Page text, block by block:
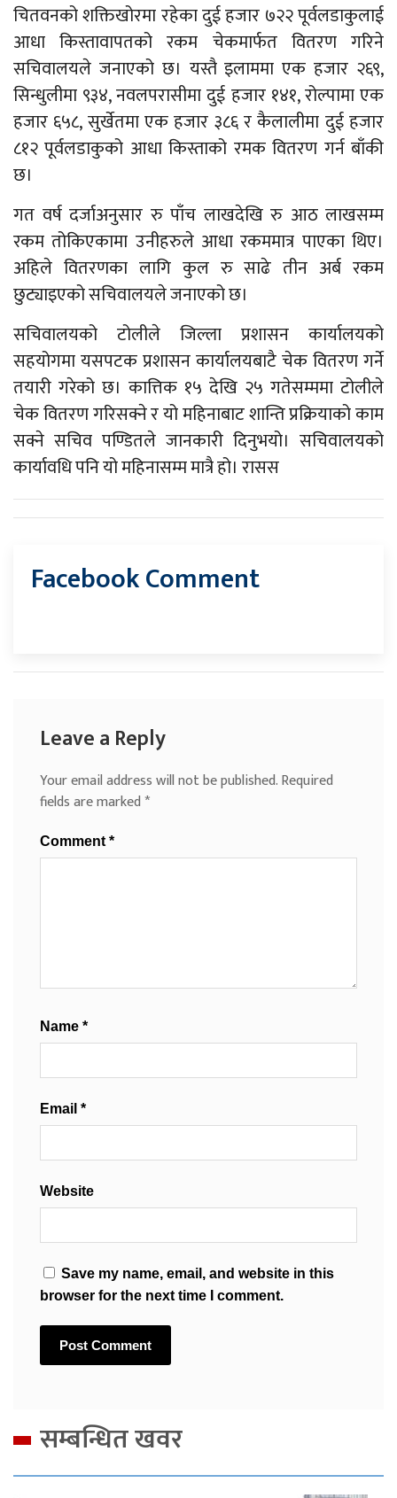
चितवनको शक्तिखोरमा रहेका दुई हजार ७२२ पूर्वलडाकुलाई
आधा किस्तावापतको रकम चेकमार्फत वितरण गरिने
सचिवालयले जनाएको छ। यस्तै इलाममा एक हजार २६९,
सिन्धुलीमा ९३४, नवलपरासीमा दुई हजार १४१, रोल्पामा एक
हजार ६५८, सुर्खेतमा एक हजार ३८६ र कैलालीमा दुई हजार
८१२ पूर्वलडाकुको आधा किस्ताको रमक वितरण गर्न बाँकी
छ।
गत वर्ष दर्जाअनुसार रु पाँच लाखदेखि रु आठ लाखसम्म
रकम तोकिएकामा उनीहरुले आधा रकममात्र पाएका थिए।
अहिले वितरणका लागि कुल रु साढे तीन अर्ब रकम
छुट्याइएको सचिवालयले जनाएको छ।
सचिवालयको टोलीले जिल्ला प्रशासन कार्यालयको
सहयोगमा यसपटक प्रशासन कार्यालयबाटै चेक वितरण गर्ने
तयारी गरेको छ। कात्तिक १५ देखि २५ गतेसम्ममा टोलीले
चेक वितरण गरिसक्ने र यो महिनाबाट शान्ति प्रक्रियाको काम
सक्ने सचिव पण्डितले जानकारी दिनुभयो। सचिवालयको
कार्यावधि पनि यो महिनासम्म मात्रै हो। रासस
Facebook Comment
Leave a Reply
Your email address will not be published.Required
fields are marked*
Comment *
Name *
Email *
Website
Save my name, email, and website in this
browser for the next time I comment.
सम्बन्धित खवर